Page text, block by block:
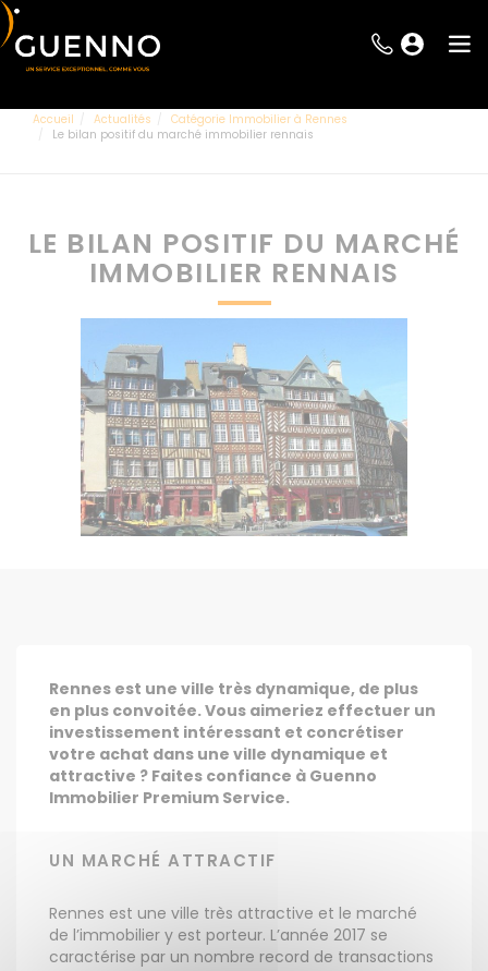
Accueil Actualités
Catégorie Immobilier à Rennes
Le bilan positif du marché immobilier rennais
LE BILAN POSITIF DU MARCHÉ
IMMOBILIER RENNAIS
Rennes est une ville très dynamique, de plus
en plus convoitée. Vous aimeriez effectuer un
investissement intéressant et concrétiser
votre achat dans une ville dynamique et
attractive ? Faites confiance à Guenno
Immobilier Premium Service.
UN MARCHÉ ATTRACTIF
Rennes est une ville très attractive et le marché
de l’immobilier y est porteur. L’année 2017 se
caractérise par un nombre record de transactions